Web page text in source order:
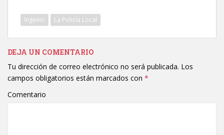
Ingenio La Policía Local
DEJA UN COMENTARIO
Tu dirección de correo electrónico no será publicada. Los
campos obligatorios están marcados con *
Comentario